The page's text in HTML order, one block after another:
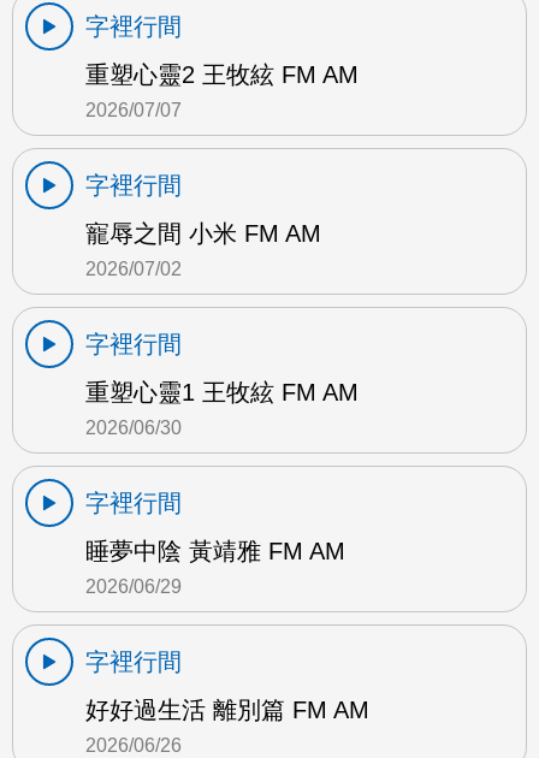
字裡行間
重塑心靈2 王牧絃 FM AM
2026/07/07
字裡行間
寵辱之間 小米 FM AM
2026/07/02
字裡行間
重塑心靈1 王牧絃 FM AM
2026/06/30
字裡行間
睡夢中陰 黃靖雅 FM AM
2026/06/29
字裡行間
好好過生活 離別篇 FM AM
2026/06/26